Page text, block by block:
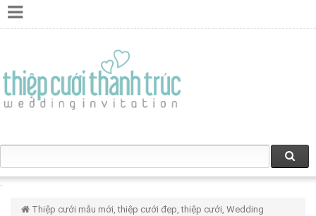
Thiệp cưới mẫu mới, thiệp cưới đẹp, thiệp cưới, Wedding